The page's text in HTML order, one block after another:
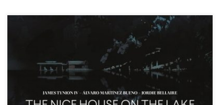
L’histoire d’un groupe, dont les membres se connaissent plus ou moins,
invité dans une riche demeure isolée, par un individu mystérieux, Walter.
Pendant ce temps, la fin du Monde a commencé. L’humanité disparaît sous
les yeux horrifiés des invités, impuissants devant le massacre des leurs
depuis la maison du lac. […]